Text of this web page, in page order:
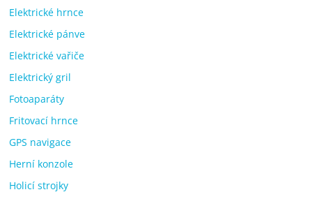
Elektrické hrnce
Elektrické pánve
Elektrické vařiče
Elektrický gril
Fotoaparáty
Fritovací hrnce
GPS navigace
Herní konzole
Holicí strojky